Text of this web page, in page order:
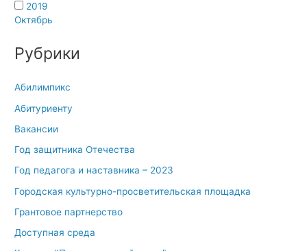
2019
Октябрь
Рубрики
Абилимпикс
Абитуриенту
Вакансии
Год защитника Отечества
Год педагога и наставника – 2023
Городская культурно-просветительская площадка
Грантовое партнерство
Доступная среда